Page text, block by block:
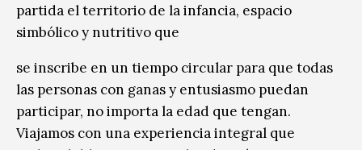
partida el territorio de la infancia, espacio
simbólico y nutritivo que
se inscribe en un tiempo circular para que todas
las personas con ganas y entusiasmo puedan
participar, no importa la edad que tengan.
Viajamos con una experiencia integral que